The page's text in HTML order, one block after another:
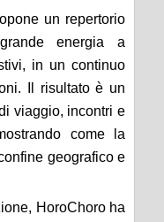
un repertorio
energia a
in un continuo
Il risultato è un
viaggio, incontri e
come la
geografico e
HoroChoro ha